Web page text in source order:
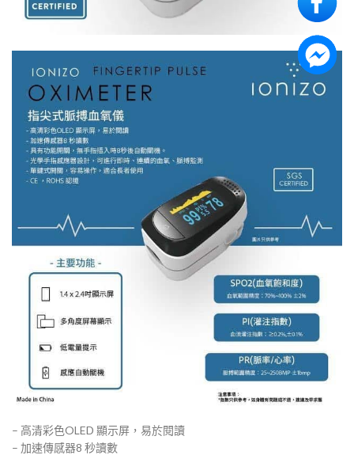
– 高清彩色OLED 顯示屏，易於閱讀
– 加速傳感器8 秒讀數